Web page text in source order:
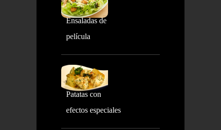
Ensaladas de
película
Patatas con
efectos especiales